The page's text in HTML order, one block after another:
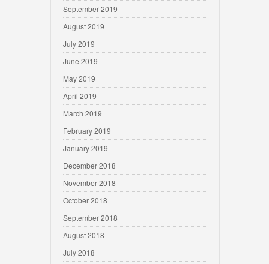
September 2019
August 2019
July 2019
June 2019
May 2019
April 2019
March 2019
February 2019
January 2019
December 2018
November 2018
October 2018
September 2018
August 2018
July 2018